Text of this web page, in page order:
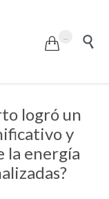
 
logró un
y
la energía